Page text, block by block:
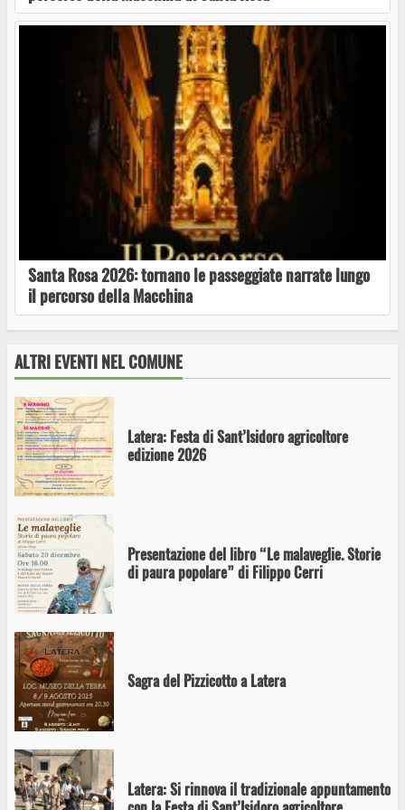
Santa Rosa 2026: tornano le passeggiate narrate lungo
il percorso della Macchina
ALTRI EVENTI NEL COMUNE
Le Comunità narranti a Latera per una nuova
passeggiata-racconto
Latera si prepara alla Sagra del Pizzicotto
2026: due serate all’insegna della tradizione
A Latera la mostra Io Tu Noi: la memoria
fotografica di una comunità diventa patrimonio
Latera: Festa di Sant’Isidoro agricoltore
edizione 2026
Presentazione del libro “Le malaveglie. Storie
di paura popolare” di Filippo Cerri
Sagra del Pizzicotto a Latera
Latera: Si rinnova il tradizionale appuntamento